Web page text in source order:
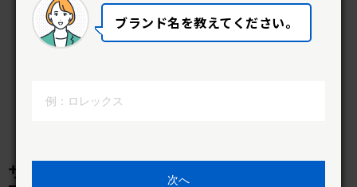
ザ・クロックハウス松戸店
ブランド名を教えてください。
次へ